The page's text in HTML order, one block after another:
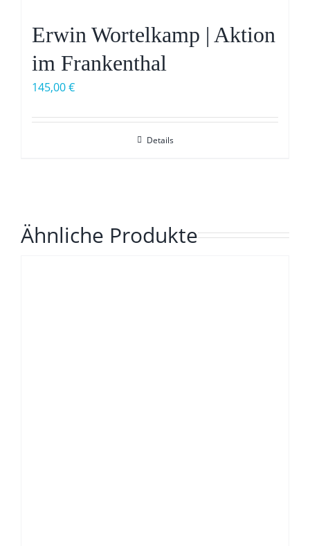
Erwin Wortelkamp | Aktion
im Frankenthal
145,00€
Details
Ähnliche Produkte